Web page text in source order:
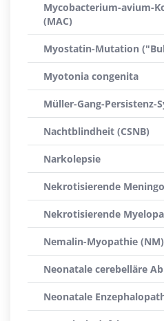
Mycobacterium-avium-
(MAC)
Myostatin-Mutation
Myotonia congenita
Müller-Gang-Persistenz-
Nachtblindheit (CSNB)
Narkolepsie
Nekrotisierende
Nekrotisierende
Nemalin-Myopathie (NM)
Neonatale cerebelläre
Neonatale